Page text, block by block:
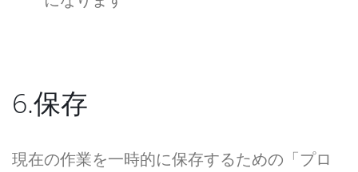
6.保存
現在の作業を一時的に保存するための「プロ